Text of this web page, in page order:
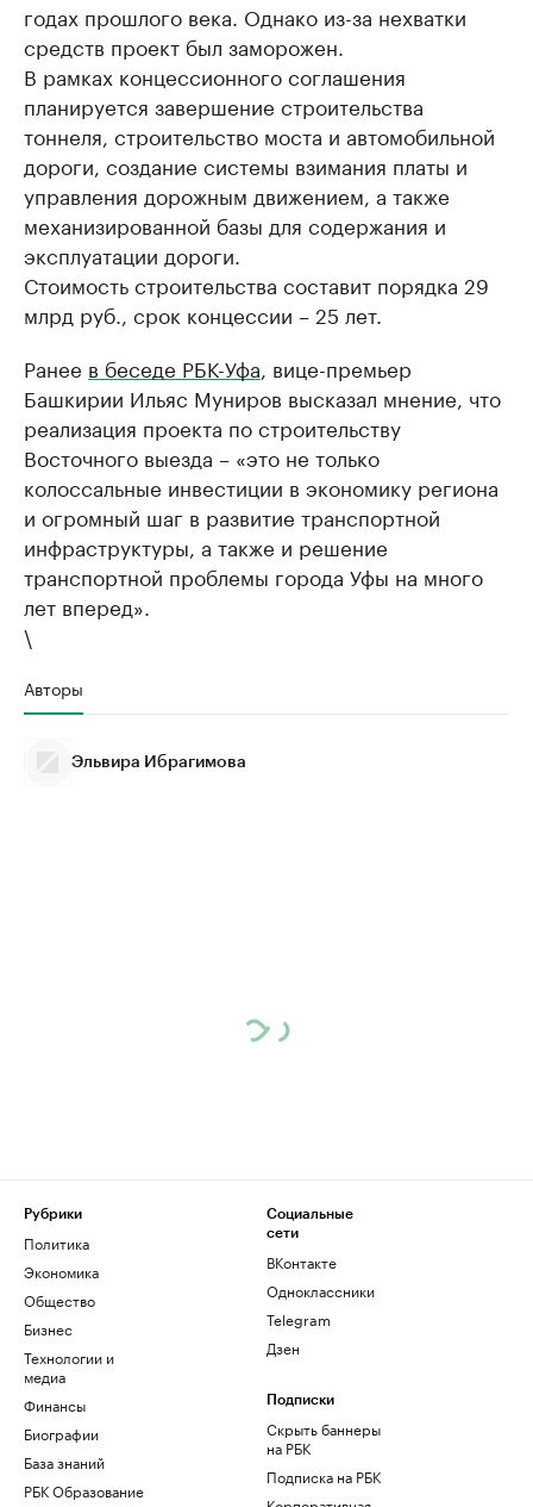
годах прошлого века. Однако из-за нехватки
средств проект был заморожен.
В рамках концессионного соглашения
планируется завершение строительства
тоннеля, строительство моста и автомобильной
дороги, создание системы взимания платы и
управления дорожным движением, а также
механизированной базы для содержания и
эксплуатации дороги.
Стоимость строительства составит порядка 29
млрд руб., срок концессии – 25 лет.
Ранее в беседе РБК-Уфа, вице-премьер
Башкирии Ильяс Муниров высказал мнение, что
реализация проекта по строительству
Восточного выезда – «это не только
колоссальные инвестиции в экономику региона
и огромный шаг в развитие транспортной
инфраструктуры, а также и решение
транспортной проблемы города Уфы на много
лет вперед».
\
Авторы
Эльвира Ибрагимова
Рубрики
Политика
Экономика
Общество
Бизнес
Технологии и
медиа
Финансы
Биографии
База знаний
РБК Образование
Социальные
сети
ВКонтакте
Одноклассники
Telegram
Дзен
Подписки
Скрыть баннеры
на РБК
Подписка на РБК